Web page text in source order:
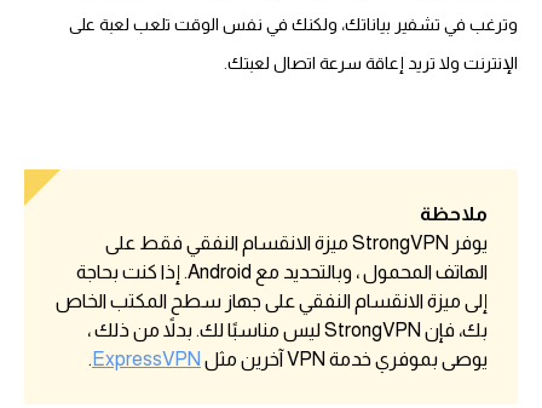
وترغب في تشفير بياناتك، ولكنك في نفس الوقت تلعب لعبة على
الإنترنت ولا تريد إعاقة سرعة اتصال لعبتك.
ملاحظة
يوفر StrongVPN ميزة الانقسام النفقي فقط على
الهاتف المحمول ، وبالتحديد مع Android. إذا كنت بحاجة
إلى ميزة الانقسام النفقي على جهاز سطح المكتب الخاص
بك، فإن StrongVPN ليس مناسبًا لك. بدلاً من ذلك ،
يوصى بموفري خدمة VPN آخرين مثل
ExpressVPN
.